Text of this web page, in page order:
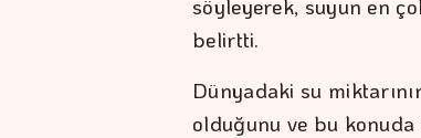
söyleyerek, suyun en
belirtti.
Dünyadaki su
olduğunu ve bu